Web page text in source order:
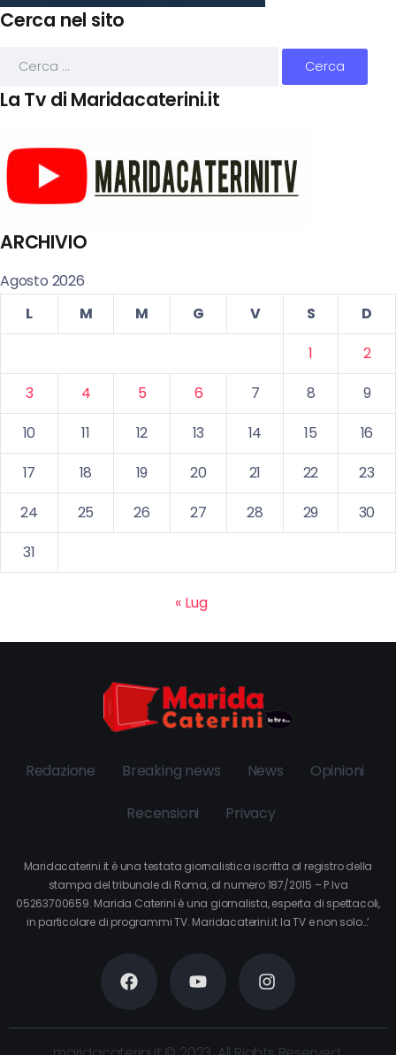
Cerca nel sito
La Tv di Maridacaterini.it
ARCHIVIO
Agosto 2026
L
M M G V S
D
1
2
3
4 5 6 7 8
9
10
11 12 13 14 15
16
17
18 19 20 21 22
23
24
25 26 27 28 29
30
31
« Lug
Redazione Breaking news News Opinioni
Recensioni Privacy
Maridacaterini.it è una testata giornalistica iscritta al registro della
stampa del tribunale di Roma, al numero 187/2015 – P.Iva
05263700659. Marida Caterini è una giornalista, esperta di spettacoli,
in particolare di programmi TV. Maridacaterini.it la TV e non solo…’